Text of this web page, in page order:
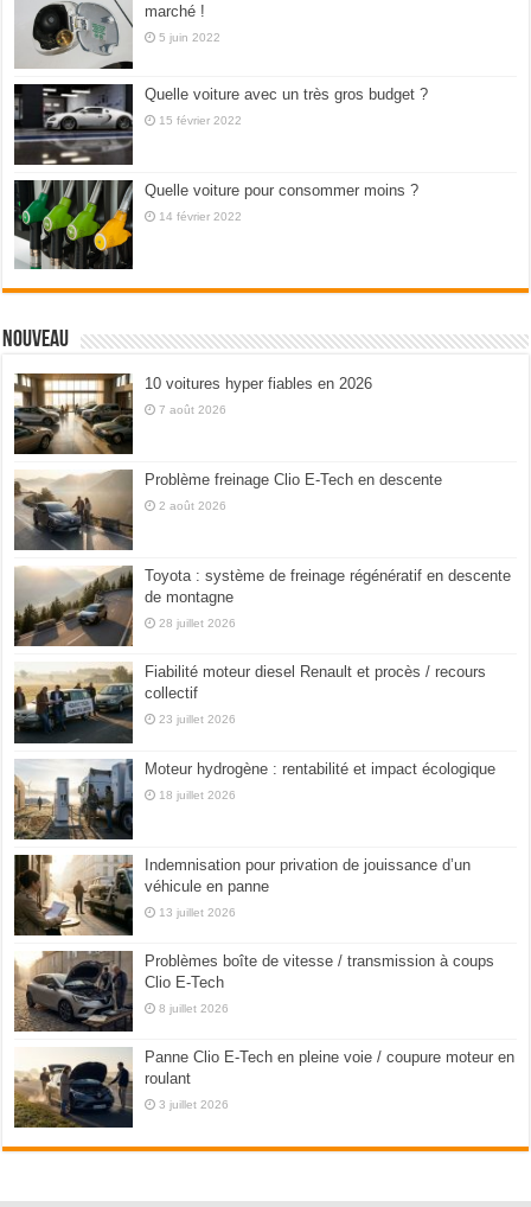
marché !
5 juin 2022
Quelle voiture avec un très gros budget ?
15 février 2022
Quelle voiture pour consommer moins ?
14 février 2022
Nouveau
10 voitures hyper fiables en 2026
7 août 2026
Problème freinage Clio E-Tech en descente
2 août 2026
Toyota : système de freinage régénératif en descente
de montagne
28 juillet 2026
Fiabilité moteur diesel Renault et procès / recours
collectif
23 juillet 2026
Moteur hydrogène : rentabilité et impact écologique
18 juillet 2026
Indemnisation pour privation de jouissance d’un
véhicule en panne
13 juillet 2026
Problèmes boîte de vitesse / transmission à coups
Clio E-Tech
8 juillet 2026
Panne Clio E-Tech en pleine voie / coupure moteur en
roulant
3 juillet 2026